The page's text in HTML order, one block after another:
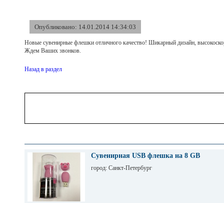
Опубликовано: 14.01.2014 14:34:03
Новые сувенирные флешки отличного качество! Шикарный дизайн,
Ждем Ваших звонков.
Назад в раздел
Сувенирная USB флешка на 8 GB
город: Санкт-Петербург